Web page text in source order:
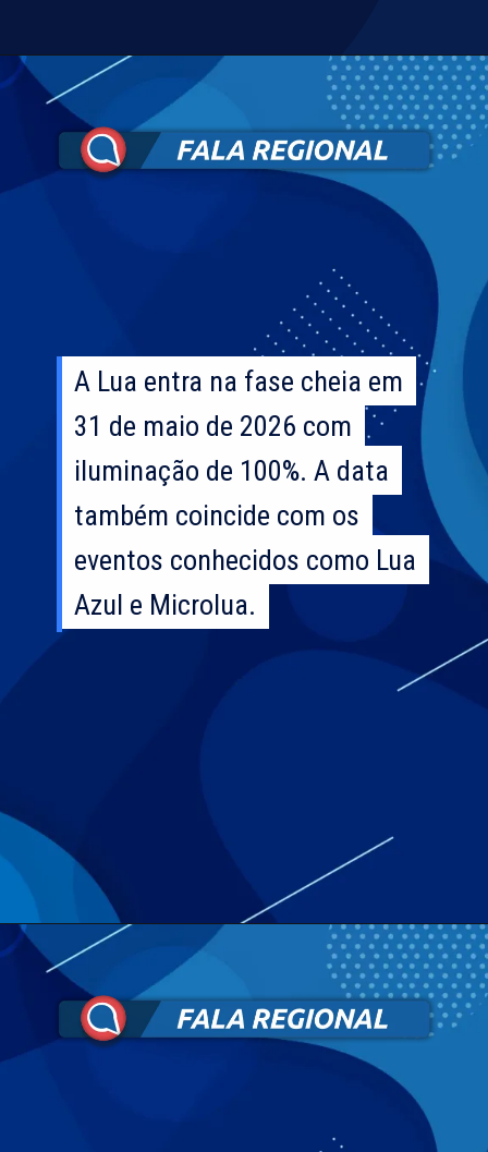
A Lua entra na fase cheia em
31 de maio de 2026 com
iluminação de 100%. A data
também coincide com os
eventos conhecidos como Lua
Azul e Microlua.
A Lua entra na fase cheia em
31 de maio de 2026 com
iluminação de 100%. A data
também coincide com os
eventos conhecidos como Lua
Azul e Microlua.